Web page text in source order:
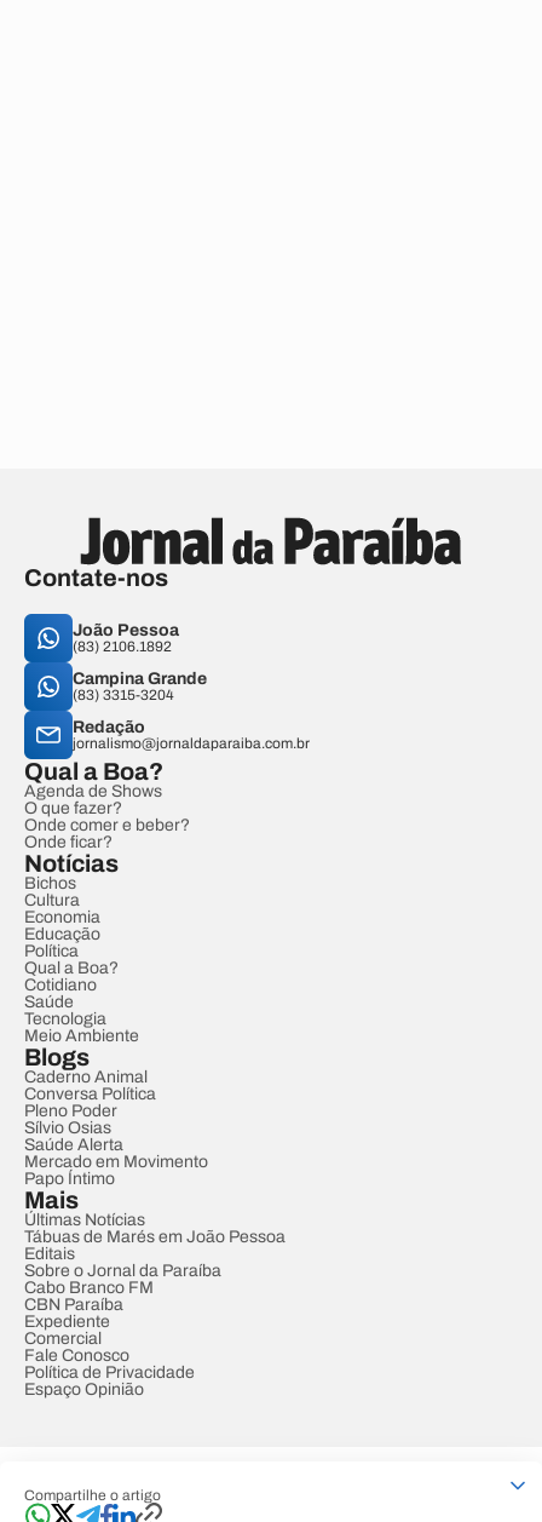
Compartilhe o artigo
Contate-nos
João Pessoa
(83) 2106.1892
Campina Grande
(83) 3315-3204
Redação
jornalismo@jornaldaparaiba.com.br
Qual a Boa?
Agenda de Shows
O que fazer?
Onde comer e beber?
Onde ficar?
Notícias
Bichos
Cultura
Economia
Educação
Política
Qual a Boa?
Cotidiano
Saúde
Tecnologia
Meio Ambiente
Blogs
Caderno Animal
Conversa Política
Pleno Poder
Sílvio Osias
Saúde Alerta
Mercado em Movimento
Papo Íntimo
Mais
Últimas Notícias
Tábuas de Marés em João Pessoa
Editais
Sobre o Jornal da Paraíba
Cabo Branco FM
CBN Paraíba
Expediente
Comercial
Fale Conosco
Política de Privacidade
Espaço Opinião